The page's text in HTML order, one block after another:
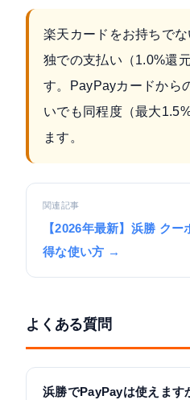
楽天カードをお持ちで
独での支払い（1.0%還
す。PayPayカードから
いでも同程度（最大
ます。
関連記事
【2026年最新】浜勝 ク
得な使い方 →
よくある質問
浜勝でPayPayは使えます